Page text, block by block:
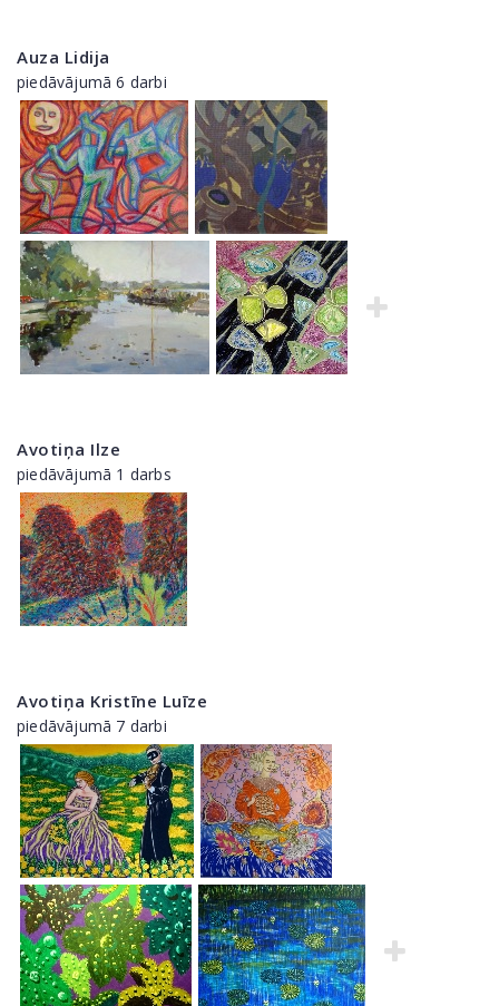
Auza Lidija
piedāvājumā 6 darbi
Avotiņa Ilze
piedāvājumā 1 darbs
Avotiņa Kristīne Luīze
piedāvājumā 7 darbi